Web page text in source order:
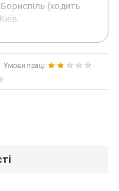
(ходить
«Українській
навіть не
офіційне
і т. д. і т. п.
хто почне
Умови праці: